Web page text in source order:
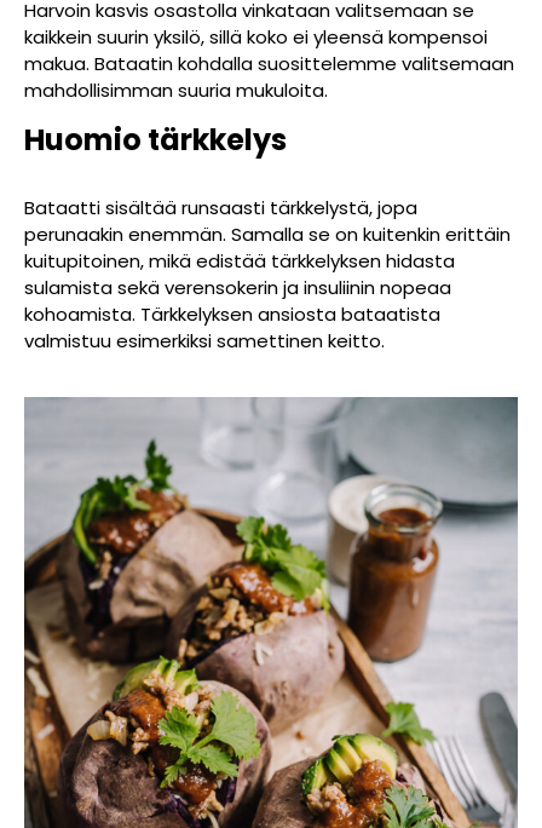
Harvoin kasvis osastolla vinkataan valitsemaan se
kaikkein suurin yksilö, sillä koko ei yleensä kompensoi
makua. Bataatin kohdalla suosittelemme valitsemaan
mahdollisimman suuria mukuloita.
Huomio tärkkelys
Bataatti sisältää runsaasti tärkkelystä, jopa
perunaakin enemmän. Samalla se on kuitenkin erittäin
kuitupitoinen, mikä edistää tärkkelyksen hidasta
sulamista sekä verensokerin ja insuliinin nopeaa
kohoamista. Tärkkelyksen ansiosta bataatista
valmistuu esimerkiksi samettinen keitto.